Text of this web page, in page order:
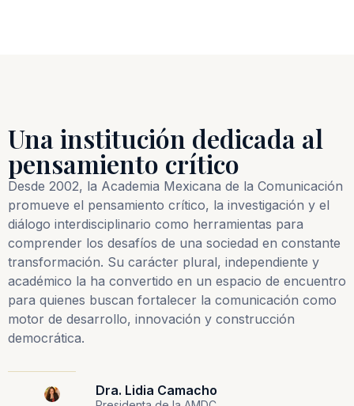
Una institución dedicada al
pensamiento crítico
Desde 2002, la Academia Mexicana de la Comunicación
promueve el pensamiento crítico, la investigación y el
diálogo interdisciplinario como herramientas para
comprender los desafíos de una sociedad en constante
transformación. Su carácter plural, independiente y
académico la ha convertido en un espacio de encuentro
para quienes buscan fortalecer la comunicación como
motor de desarrollo, innovación y construcción
democrática.
Dra. Lidia Camacho